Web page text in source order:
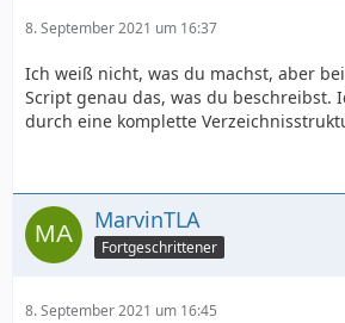
8. September 2021 um 16:37
Ich weiß nicht, was du machst, aber
Script genau das, was du beschreibst.
durch eine komplette
MarvinTLA
Fortgeschrittener
8. September 2021 um 16:45